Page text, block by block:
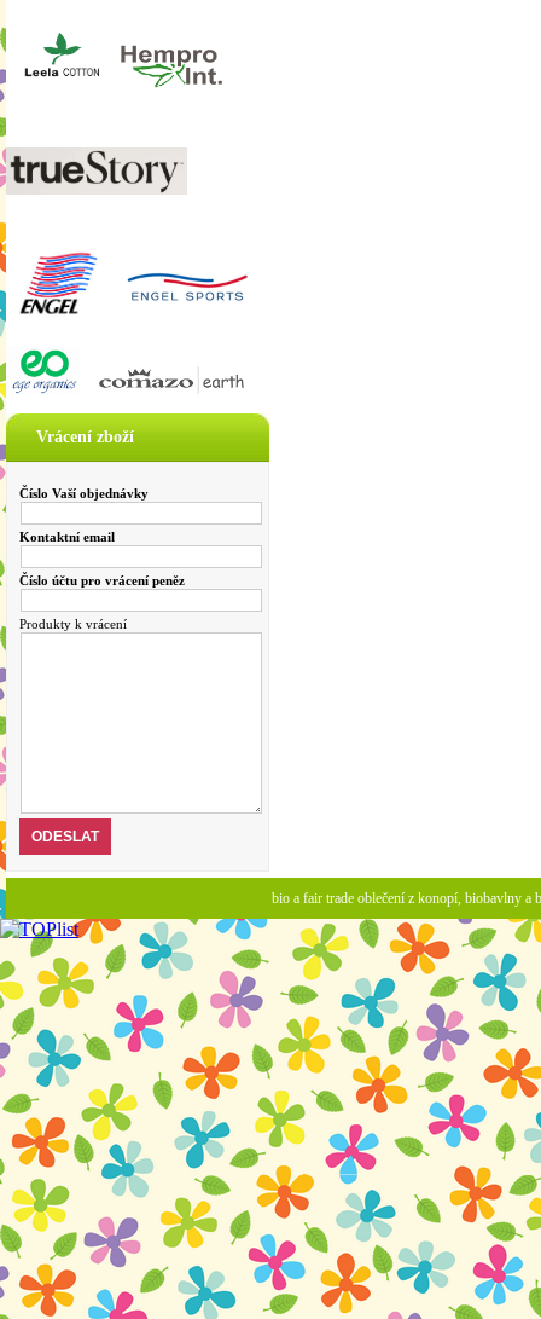
Vrácení zboží
Číslo Vaší objednávky
Kontaktní email
Číslo účtu pro vrácení peněz
Produkty k vrácení
bio a fair trade oblečení z konopí, biobavlny a